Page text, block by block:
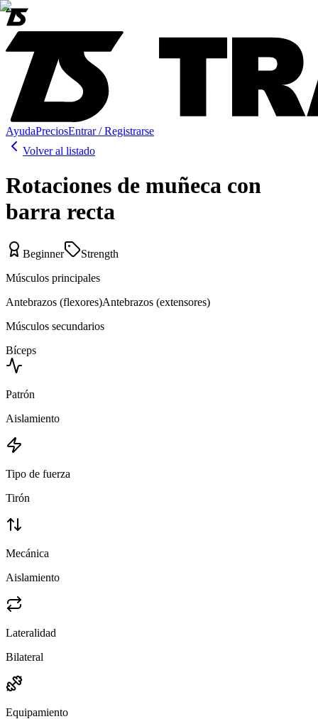
AyudaPreciosEntrar / Registrarse
Volver al listado
Rotaciones de muñeca con
barra recta
Beginner
Strength
Músculos principales
Antebrazos (flexores)Antebrazos (extensores)
Músculos secundarios
Bíceps
Patrón
Aislamiento
Tipo de fuerza
Tirón
Mecánica
Aislamiento
Lateralidad
Bilateral
Equipamiento